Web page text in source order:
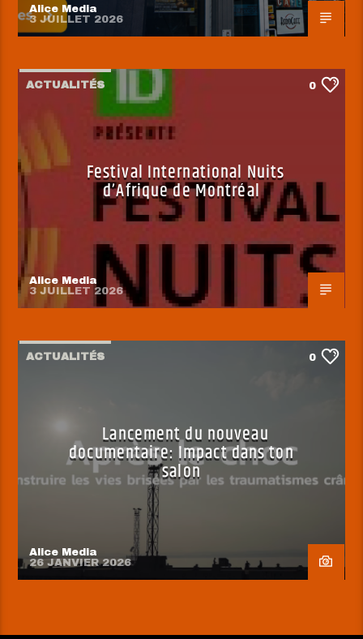
Alice Media
3 JUILLET 2026
ACTUALITÉS 0
Festival International Nuits
d’Afrique de Montréal
Alice Media
3 JUILLET 2026
ACTUALITÉS 0
Lancement du nouveau
documentaire: Impact dans ton
salon
Alice Media
26 JANVIER 2026